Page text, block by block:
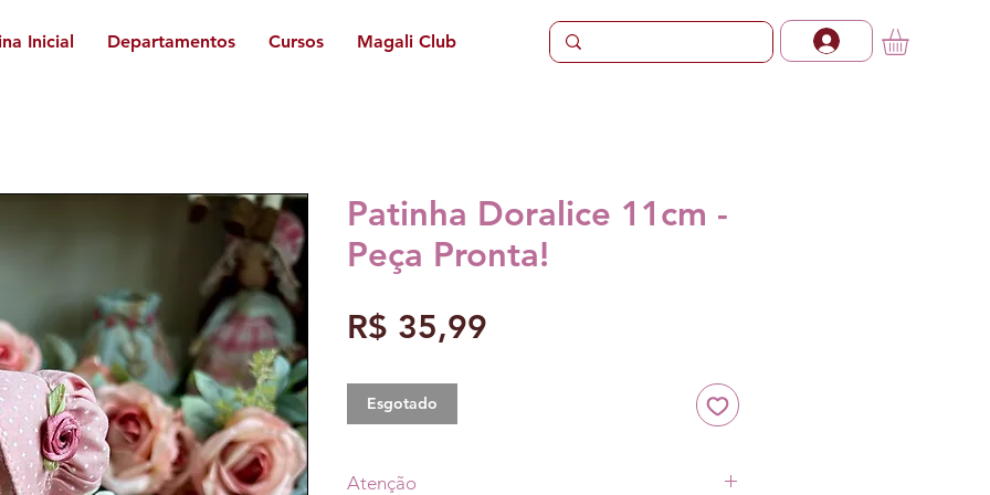
Inicial Departamentos Cursos Magali Club
Patinha Doralice 11cm -
Peça Pronta!
R$ 35,99
Esgotado
Atenção